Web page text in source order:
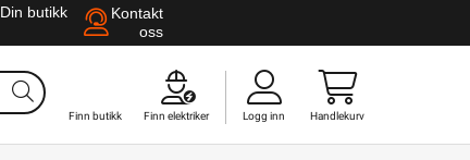
Din butikk
Kontakt
oss
Finn butikk Finn elektriker Logg inn Handlekurv